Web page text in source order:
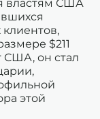
властям США
$211
США, он стал
этой